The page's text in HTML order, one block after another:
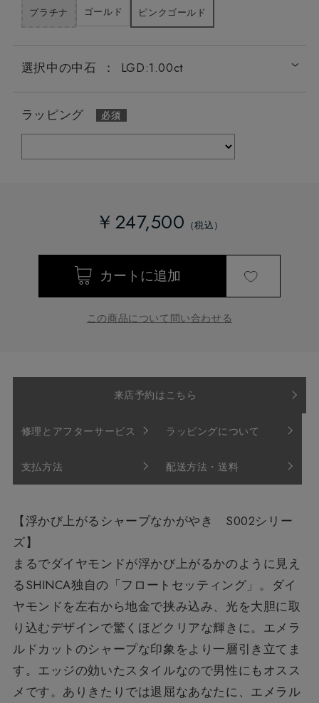
プラチナ ゴールド ピンクゴールド
選択中の中石 ： LGD:1.00ct
LGD:0.50ct
ラッピング
￥247,500
この商品について問い合わせる
来店予約はこちら
修理とアフターサービス ラッピングについて
支払方法 配送方法・送料
【浮かび上がるシャープなかがやき S002シリー
ズ】
まるでダイヤモンドが浮かび上がるかのように見え
るSHINCA独自の「フロートセッティング」。ダイ
ヤモンドを左右から地金で挟み込み、光を大胆に取
り込むデザインで驚くほどクリアな輝きに。エメラ
ルドカットのシャープな印象をより一層引き立てま
す。エッジの効いたスタイルなので男性にもオスス
メです。ありきたりでは退屈なあなたに、エメラル